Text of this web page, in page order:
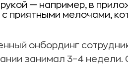
— например, в
приятными мелочами,
онбординг
занимал 3–4